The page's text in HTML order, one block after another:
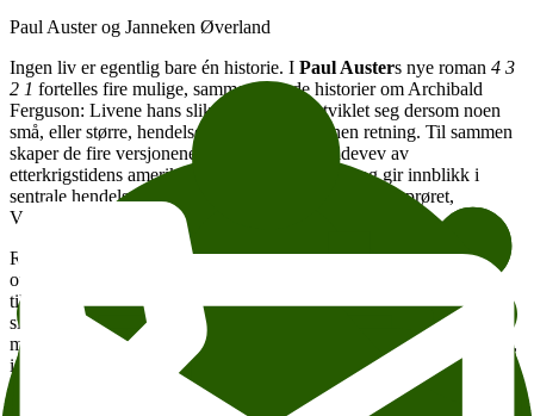
Paul Auster og Janneken Øverland
Ingen liv er egentlig bare én historie. I Paul Austers nye roman 4 3
2 1 fortelles fire mulige, sammenflettede historier om Archibald
Ferguson: Livene hans slik de kunne ha utviklet seg dersom noen
små, eller større, hendelser hadde tatt en annen retning. Til sammen
skaper de fire versjonene av Ferguson en bildevev av
etterkrigstidens amerikanske historie og kultur og gir innblikk i
sentrale hendelser som borgerrettskampen, studentopprøret,
Vietnam-krigen og mordet på Kennedy.
Romanen, som nå er ute på norsk i Torleif Sjøgren-Erichsens
oversettelse, speiler Austers gjennomgående interesse for
tilfeldigheter, for alternative muligheter og virkeligheter. Helt siden
sine første romaner, i New York-trilogien, har Auster utforsket
metafiksjonens muligheter til å beskrive amerikanske liv og historie,
i verdener der hans hovedpersoner må ta inn usikkerhet og
ambivalens, i seg selv og i verden rundt dem.